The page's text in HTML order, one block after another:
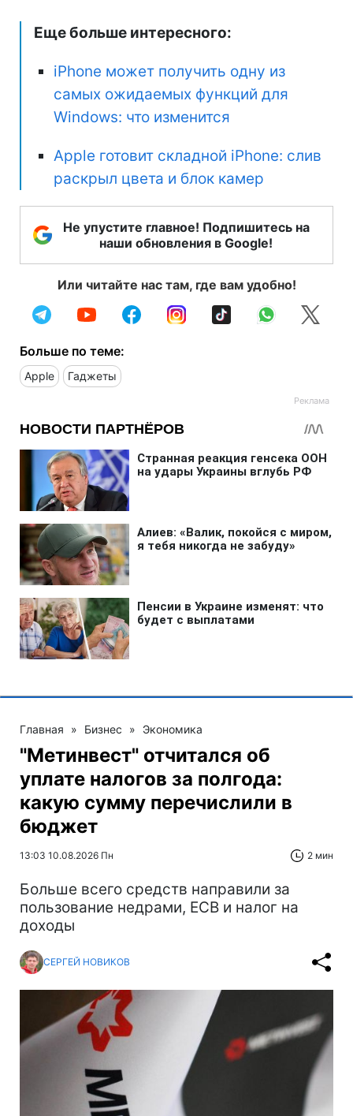
Еще больше интересного:
iPhone может получить одну из
самых ожидаемых функций для
Windows: что изменится
Apple готовит складной iPhone: слив
раскрыл цвета и блок камер
Не упустите главное! Подпишитесь на
наши обновления в Google!
Или читайте нас там, где вам удобно!
Больше по теме:
Apple Гаджеты
Главная » Бизнес » Экономика
"Метинвест" отчитался об
уплате налогов за полгода:
какую сумму перечислили в
бюджет
13:03 10.08.2026 Пн 2 мин
Больше всего средств направили за
пользование недрами, ЕСВ и налог на
доходы
СЕРГЕЙ НОВИКОВ